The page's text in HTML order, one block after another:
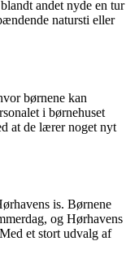
andet nyde en tur
natursti eller
børnene kan
i børnehuset
at de lærer noget nyt
is. Børnene
og Hørhavens
et stort udvalg af